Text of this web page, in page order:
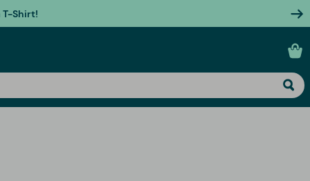
T-Shirt!